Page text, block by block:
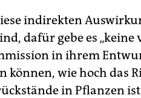
indirekten
dafür gebe es
in ihrem
können, wie hoch das
in Pflanzen